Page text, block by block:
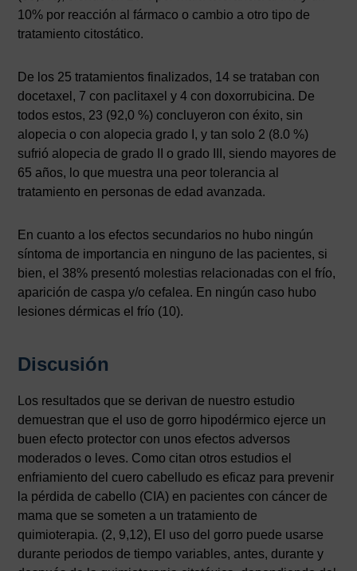
10% por reacción al fármaco o cambio a otro tipo de
tratamiento citostático.
De los 25 tratamientos finalizados, 14 se trataban con
docetaxel, 7 con paclitaxel y 4 con doxorrubicina. De
todos estos, 23 (92,0 %) concluyeron con éxito, sin
alopecia o con alopecia grado I, y tan solo 2 (8.0 %)
sufrió alopecia de grado II o grado III, siendo mayores de
65 años, lo que muestra una peor tolerancia al
tratamiento en personas de edad avanzada.
En cuanto a los efectos secundarios no hubo ningún
síntoma de importancia en ninguno de las pacientes, si
bien, el 38% presentó molestias relacionadas con el frío,
aparición de caspa y/o cefalea. En ningún caso hubo
lesiones dérmicas el frío (10).
Discusión
Los resultados que se derivan de nuestro estudio
demuestran que el uso de gorro hipodérmico ejerce un
buen efecto protector con unos efectos adversos
moderados o leves. Como citan otros estudios el
enfriamiento del cuero cabelludo es eficaz para prevenir
la pérdida de cabello (CIA) en pacientes con cáncer de
mama que se someten a un tratamiento de
quimioterapia. (2, 9,12), El uso del gorro puede usarse
durante periodos de tiempo variables, antes, durante y